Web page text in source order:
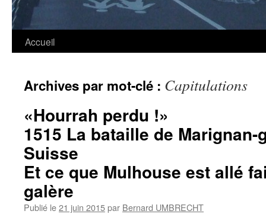
Accueil
Archives par mot-clé : Capitulations
«Hourrah perdu !»
1515 La bataille de Marignan-
Suisse
Et ce que Mulhouse est allé
galère
Publié le21 juin 2015par Bernard UMBRECHT